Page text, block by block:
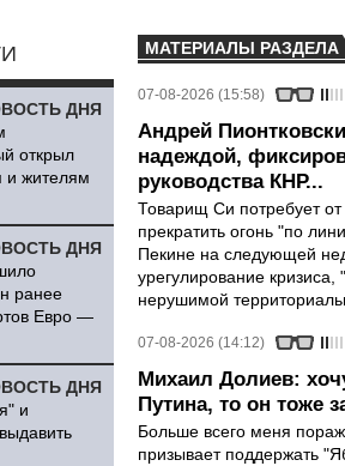
ДНЯ
открыл
и жителям
ДНЯ
ранее
Евро —
ДНЯ
и
МАТЕРИАЛЫ РАЗДЕЛА
07-08-2026 (15:58)
Андрей
надеждой,
руководства КНР...
Товарищ Си потребует
прекратить огонь "по
Пекине на следующей
урегулирование
нерушимой
07-08-2026 (14:12)
Михаил Долиев:
Путина, то он тоже
Больше всего меня
призывает поддержать